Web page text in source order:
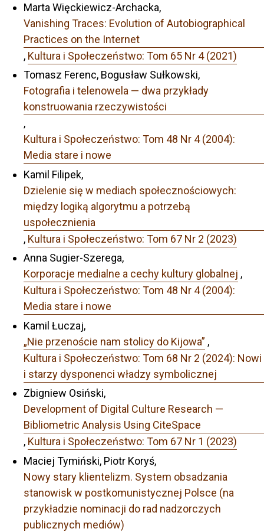
Marta Więckiewicz-Archacka,
Vanishing Traces: Evolution of Autobiographical
Practices on the Internet
, Kultura i Społeczeństwo: Tom 65 Nr 4 (2021)
Tomasz Ferenc, Bogusław Sułkowski,
Fotografia i telenowela — dwa przykłady
konstruowania rzeczywistości
,
Kultura i Społeczeństwo: Tom 48 Nr 4 (2004):
Media stare i nowe
Kamil Filipek,
Dzielenie się w mediach społecznościowych:
między logiką algorytmu a potrzebą
uspołecznienia
, Kultura i Społeczeństwo: Tom 67 Nr 2 (2023)
Anna Sugier-Szerega,
Korporacje medialne a cechy kultury globalnej ,
Kultura i Społeczeństwo: Tom 48 Nr 4 (2004):
Media stare i nowe
Kamil Łuczaj,
„Nie przenoście nam stolicy do Kijowa” ,
Kultura i Społeczeństwo: Tom 68 Nr 2 (2024): Nowi
i starzy dysponenci władzy symbolicznej
Zbigniew Osiński,
Development of Digital Culture Research —
Bibliometric Analysis Using CiteSpace
, Kultura i Społeczeństwo: Tom 67 Nr 1 (2023)
Maciej Tymiński, Piotr Koryś,
Nowy stary klientelizm. System obsadzania
stanowisk w postkomunistycznej Polsce (na
przykładzie nominacji do rad nadzorczych
publicznych mediów)